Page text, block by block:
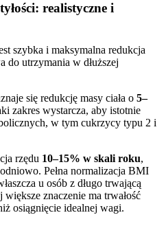
realistyczne i
szybka i maksymalna redukcja
do utrzymania w dłuższej
się redukcję masy ciała o 5–
zakres wystarcza, aby istotnie
w tym cukrzycy typu 2 i
rzędu 10–15% w skali roku,
Pełna normalizacja BMI
u osób z długo trwającą
znaczenie ma trwałość
osiągnięcie idealnej wagi.